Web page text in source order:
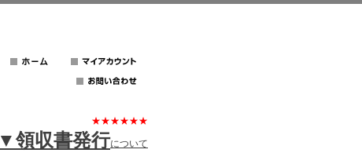
★★★★★★
▼領収書発行について